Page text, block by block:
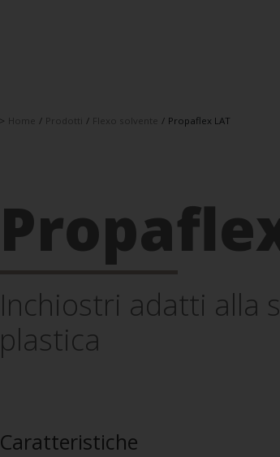
> Home / Prodotti / Flexo solvente / Propaflex LAT
Inchiostri adatti alla
plastica
Caratteristiche